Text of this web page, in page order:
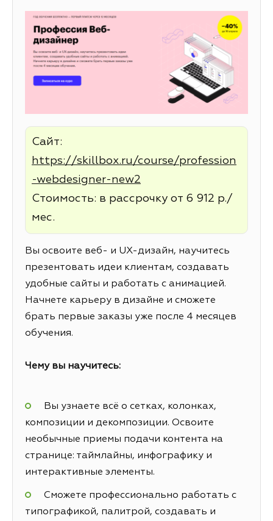
Сайт:
https://skillbox.ru/course/profession
-webdesigner-new2
Стоимость: в рассрочку от 6 912 р./
мес.
Вы освоите веб- и UX-дизайн, научитесь
презентовать идеи клиентам, создавать
удобные сайты и работать с анимацией.
Начнете карьеру в дизайне и сможете
брать первые заказы уже после 4 месяцев
обучения.
Чему вы научитесь:
Вы узнаете всё о сетках, колонках,
композиции и декомпозиции. Освоите
необычные приемы подачи контента на
странице: таймлайны, инфографику и
интерактивные элементы.
Сможете профессионально работать с
типографикой, палитрой, создавать и